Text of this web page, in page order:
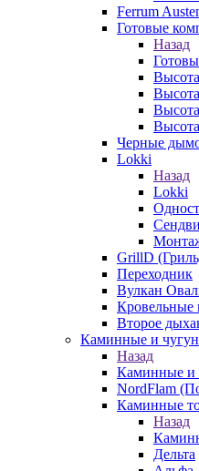
Ferrum
Готовые
Назад
Черные
Lokki
Назад
Lokki
GrillD
Переходник
Вулкан
Кровельные
Второе
Каминные и
Назад
Каминные и
NordFlam
Каминные
Назад
Дельта